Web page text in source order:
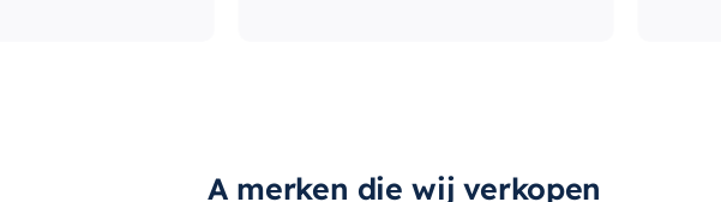
A merken die wij verkopen